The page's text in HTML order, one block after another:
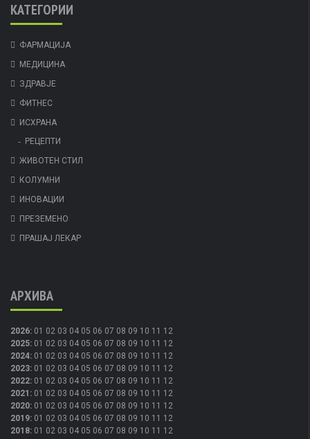
КАТЕГОРИИ
ФАРМАЦИЈА
МЕДИЦИНА
ЗДРАВЈЕ
ФИТНЕС
ИСХРАНА
РЕЦЕПТИ
ЖИВОТЕН СТИЛ
КОЛУМНИ
ИНОВАЦИИ
ПРЕЗЕМЕНО
ПРАШАЈ ЛЕКАР
АРХИВА
2026: 01 02 03 04 05 06 07 08 09 10 11 12
2025: 01 02 03 04 05 06 07 08 09 10 11 12
2024: 01 02 03 04 05 06 07 08 09 10 11 12
2023: 01 02 03 04 05 06 07 08 09 10 11 12
2022: 01 02 03 04 05 06 07 08 09 10 11 12
2021 : 01 02 03 04 05 06 07 08 09 10 11 12
2020: 01 02 03 04 05 06 07 08 09 10 11 12
2019: 01 02 03 04 05 06 07 08 09 10 11 12
2018: 01 02 03 04 05 06 07 08 09 10 11 12